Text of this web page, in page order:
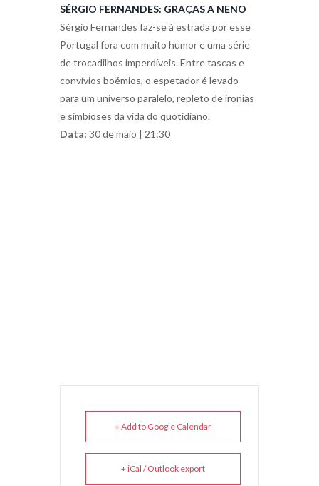
SÉRGIO FERNANDES: GRAÇAS A NENO
Sérgio Fernandes faz-se à estrada por esse
Portugal fora com muito humor e uma série
de trocadilhos imperdíveis. Entre tascas e
convívios boémios, o espetador é levado
para um universo paralelo, repleto de ironias
e simbioses da vida do quotidiano.
Data: 30 de maio | 21:30
+ Add to Google Calendar
+ iCal / Outlook export